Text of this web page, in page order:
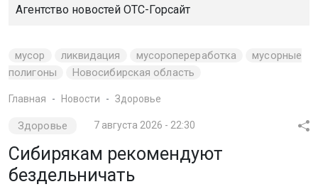
Агентство новостей ОТС-Горсайт
мусор ликвидация мусоропереработка
мусорные
полигоны
Новосибирская область
Главная Новости Здоровье
Здоровье 7 августа 2026 - 22:30
Сибирякам рекомендуют
бездельничать